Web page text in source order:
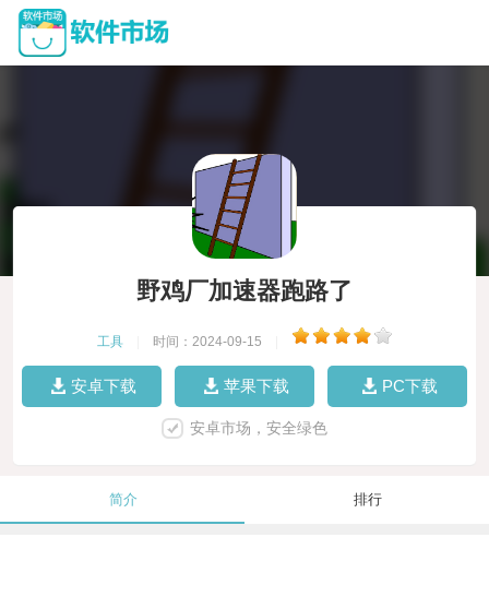
野鸡厂加速器跑路了
工具 时间：2024-09-15
安卓下载 苹果下载 PC下载
安卓市场，安全绿色
简介 排行